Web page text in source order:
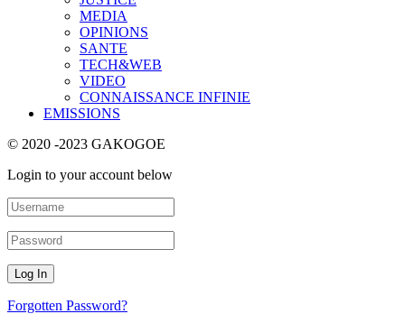
MEDIA
OPINIONS
SANTE
TECH&WEB
VIDEO
CONNAISSANCE INFINIE
EMISSIONS
© 2020 -2023 GAKOGOE
Login to your account below
Forgotten Password?